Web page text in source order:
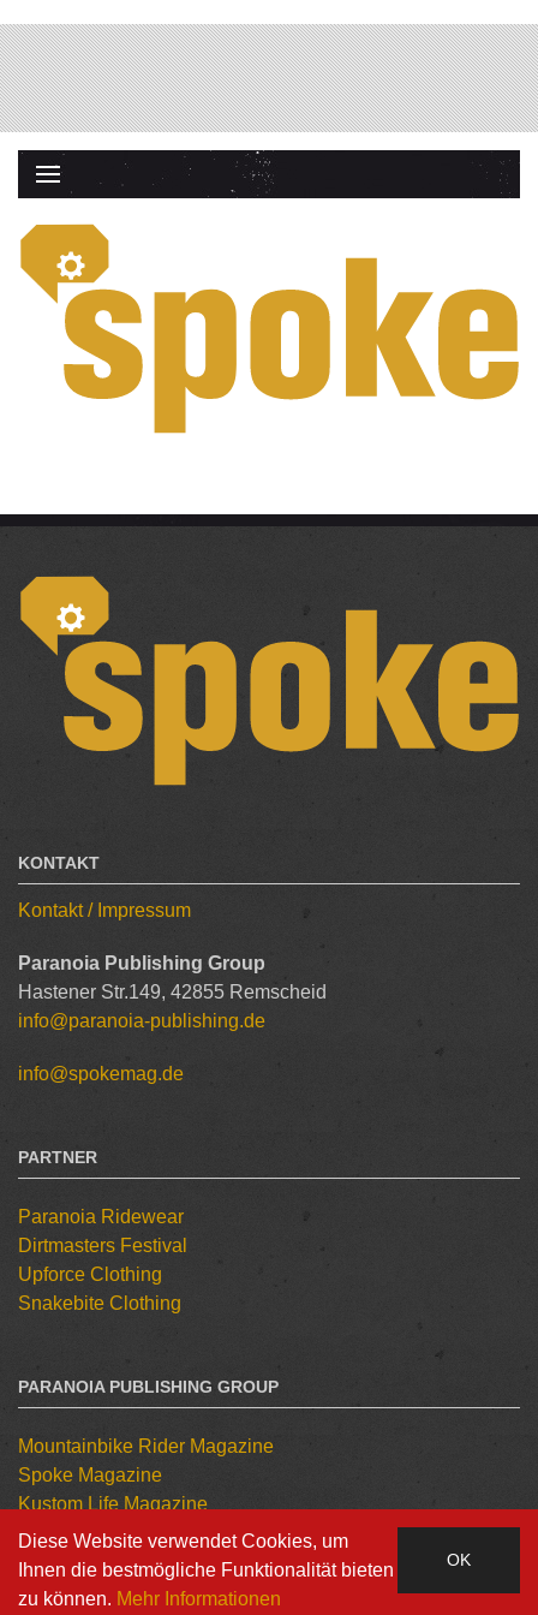
KONTAKT
Kontakt / Impressum
Paranoia Publishing Group
Hastener Str.149, 42855 Remscheid
info@paranoia-publishing.de
info@spokemag.de
PARTNER
Paranoia Ridewear
Dirtmasters Festival
Upforce Clothing
Snakebite Clothing
PARANOIA PUBLISHING GROUP
Mountainbike Rider Magazine
Spoke Magazine
Kustom Life Magazine
Tattoo Kulture Magazine
OK
Diese Website verwendet Cookies, um
Ihnen die bestmögliche Funktionalität bieten
zu können. Mehr Informationen